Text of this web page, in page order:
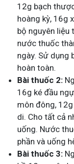
12g bạch
hoàng kỳ, 16g
bộ nguyên liệu
nước thuốc
ngày. Sử dụng
hoàn toàn.
Bài thuốc 2:
16g ké đầu
môn đông,
di. Cho tất cả
uống. Nước
phần và uống
Bài thuốc 3: